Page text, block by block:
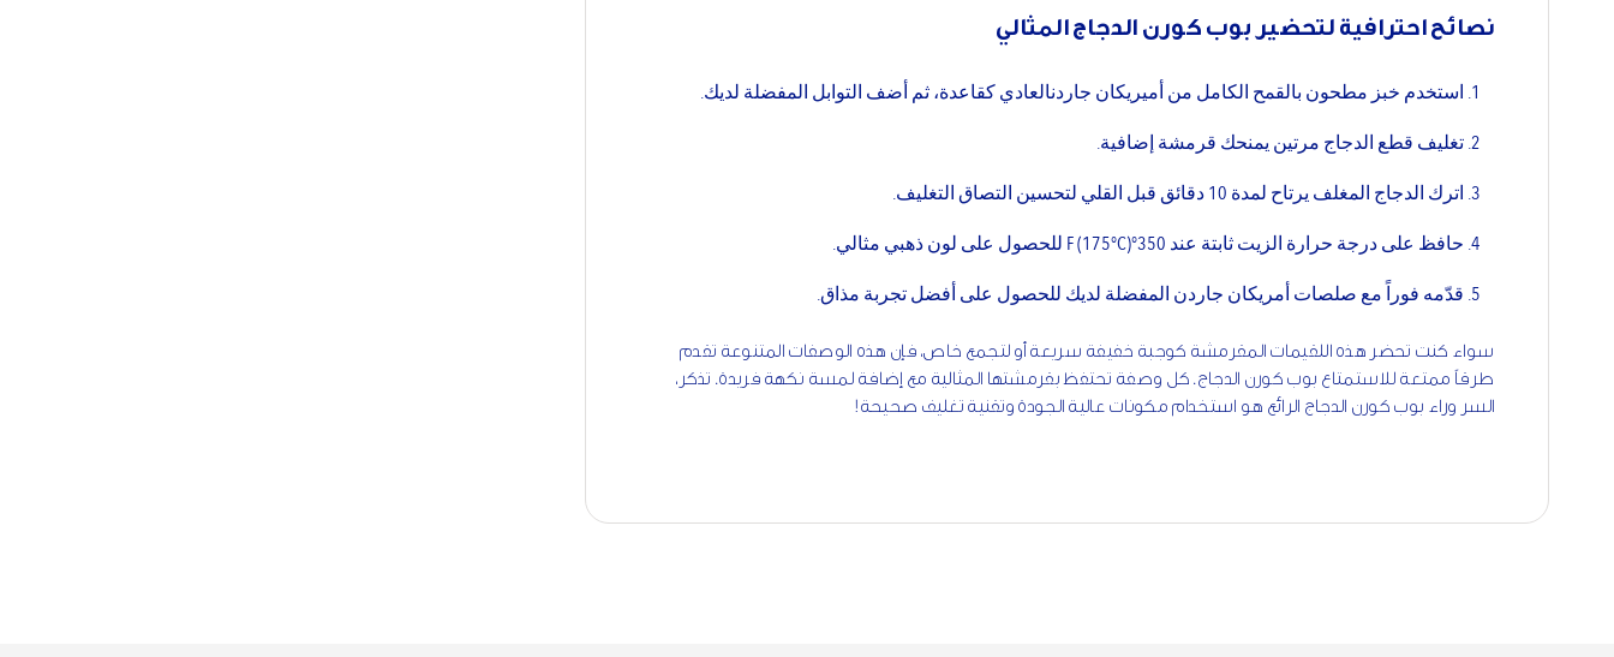
نصائح احترافية لتحضير بوب كورن الدجاج المثالي
استخدم خبز مطحون بالقمح الكامل من أميريكان جاردنالعادي كقاعدة، ثم أضف التوابل المفضلة لديك.
تغليف قطع الدجاج مرتين يمنحك قرمشة إضافية.
اترك الدجاج المغلف يرتاح لمدة 10 دقائق قبل القلي لتحسين التصاق التغليف.
حافظ على درجة حرارة الزيت ثابتة عند 350°F (175°C) للحصول على لون ذهبي مثالي.
قدّمه فوراً مع صلصات أمريكان جاردن المفضلة لديك للحصول على أفضل تجربة مذاق.
سواء كنت تحضر هذه اللقيمات المقرمشة كوجبة خفيفة سريعة أو لتجمع خاص، فإن هذه الوصفات المتنوعة تقدم
طرقاً ممتعة للاستمتاع بوب كورن الدجاج. كل وصفة تحتفظ بقرمشتها المثالية مع إضافة لمسة نكهة فريدة. تذكر،
السر وراء بوب كورن الدجاج الرائع هو استخدام مكونات عالية الجودة وتقنية تغليف صحيحة!